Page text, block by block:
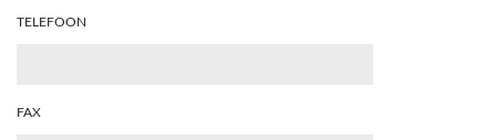
TELEFOON
FAX